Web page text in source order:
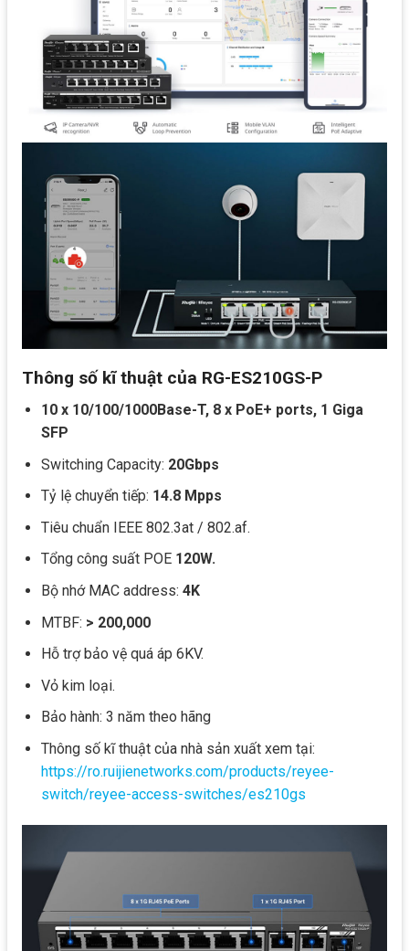
Thông số kĩ thuật của RG-ES210GS-P
10 x 10/100/1000Base-T, 8 x PoE+ ports, 1 Giga
SFP
Switching Capacity: 20Gbps
Tỷ lệ chuyển tiếp: 14.8 Mpps
Tiêu chuẩn IEEE 802.3at / 802.af.
Tổng công suất POE 120W.
Bộ nhớ MAC address: 4K
MTBF: > 200,000
Hỗ trợ bảo vệ quá áp 6KV.
Vỏ kim loại.
Bảo hành: 3 năm theo hãng
Thông số kĩ thuật của nhà sản xuất xem tại:
https://ro.ruijienetworks.com/products/reyee-
switch/reyee-access-switches/es210gs